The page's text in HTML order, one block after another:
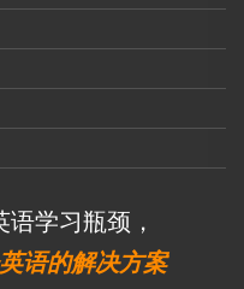
学习瓶颈，
语的解决方案